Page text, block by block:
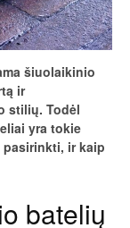
šiuolaikinio
ir
stilių. Todėl
yra tokie
ir kaip
batelių